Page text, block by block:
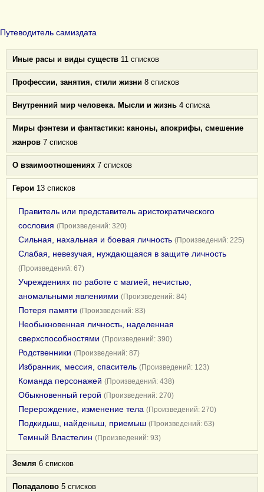
Путеводитель самиздата
Иные расы и виды существ 11 списков
Профессии, занятия, стили жизни 8 списков
Внутренний мир человека. Мысли и жизнь 4 списка
Миры фэнтези и фантастики: каноны, апокрифы, смешение
жанров 7 списков
О взаимоотношениях 7 списков
Герои 13 списков
Правитель или представитель аристократического
сословия (Произведений: 320)
Сильная, нахальная и боевая личность (Произведений: 225)
Слабая, невезучая, нуждающаяся в защите личность
(Произведений: 67)
Учреждениях по работе с магией, нечистью,
аномальными явлениями (Произведений: 84)
Потеря памяти (Произведений: 83)
Необыкновенная личность, наделенная
сверхспособностями (Произведений: 390)
Родственники (Произведений: 87)
Избранник, мессия, спаситель (Произведений: 123)
Команда персонажей (Произведений: 438)
Обыкновенный герой (Произведений: 270)
Перерождение, изменение тела (Произведений: 270)
Подкидыш, найденыш, приемыш (Произведений: 63)
Темный Властелин (Произведений: 93)
Земля 6 списков
Попадалово 5 списков